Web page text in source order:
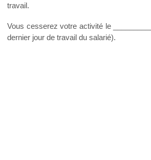
travail.
Vous cesserez votre activité le
dernier jour de travail du salarié).